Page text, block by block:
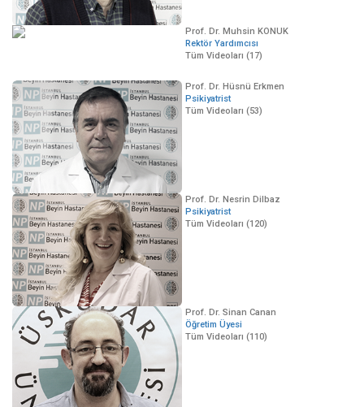
Prof. Dr. Muhsin KONUK
Rektör Yardımcısı
Tüm Videoları (17)
Prof. Dr. Hüsnü Erkmen
Psikiyatrist
Tüm Videoları (53)
Prof. Dr. Nesrin Dilbaz
Psikiyatrist
Tüm Videoları (120)
Prof. Dr. Sinan Canan
Öğretim Üyesi
Tüm Videoları (110)